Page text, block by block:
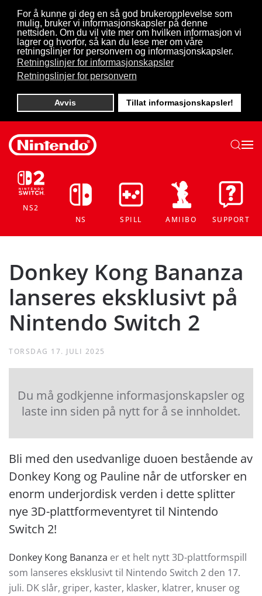
For å kunne gi deg en så god brukeropplevelse som
mulig, bruker vi informasjonskapsler på denne
nettsiden. Om du vil vite mer om hvilken informasjon vi
lagrer og hvorfor, så kan du lese mer om våre
retningslinjer for personvern og informasjonskapsler.
Retningslinjer for informasjonskapsler
Retningslinjer for personvern
Avvis Tillat informasjonskapsler!
Skip to main content
NS2
NS
SPILL AMIIBO SUPPORT
Donkey Kong Bananza
lanseres eksklusivt på
Nintendo Switch 2
TORSDAG 17. JULI 2025
Du må godkjenne informasjonskapsler og
laste inn siden på nytt for å se innholdet.
Bli med den usedvanlige duoen bestående av
Donkey Kong og Pauline når de utforsker en
enorm underjordisk verden i dette splitter
nye 3D-plattformeventyret til Nintendo
Switch 2!
Donkey Kong Bananza er et helt nytt 3D-plattformspill
som lanseres eksklusivt til Nintendo Switch 2 den 17.
juli. DK slår, griper, kaster, klasker, klatrer, knuser og